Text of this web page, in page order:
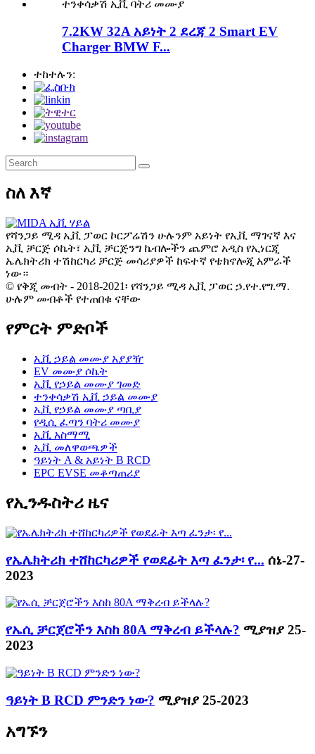
7.2KW 32A አይነት 2 ደረጃ 2 Smart EV
Charger BMW F...
ተከተሉን:
ስለ እኛ
የሻንጋይ ሚዳ ኢቪ ፓወር ኮርፖሬሽን ሁሉንም አይነት የኢቪ ማገናኛ እና
ኢቪ ቻርጅ ሶኬት፣ ኢቪ ቻርጅንግ ኬብሎችን ጨምሮ አዲስ የኢነርጂ
ኤሌክትሪክ ተሽከርካሪ ቻርጅ መሳሪያዎች ከፍተኛ የቴክኖሎጂ አምራች
ነው።
© የቅጂ መብት - 2018-2021፡ የሻንጋይ ሚዳ ኢቪ ፓወር ኃ.የተ.የግ.ማ.
ሁሉም መብቶች የተጠበቁ ናቸው
የምርት ምድቦች
ኢቪ ኃይል መሙያ አያያዥ
EV መሙያ ሶኬት
ኢቪ የኃይል መሙያ ገመድ
ተንቀሳቃሽ ኢቪ ኃይል መሙያ
ኢቪ የኃይል መሙያ ጣቢያ
የዲሲ ፈጣን ባትሪ መሙያ
ኢቪ አስማሚ
ኢቪ መለዋወጫዎች
ዓይነት A & አይነት B RCD
EPC EVSE መቆጣጠሪያ
የኢንዱስትሪ ዜና
የኤሌክትሪክ ተሸከርካሪዎች የወደፊት እጣ ፈንታ፡ የ... ሰኔ-27-
2023
የኤሲ ቻርጀሮችን እስከ 80A ማቅረብ ይችላሉ? ሚያዝያ 25-
2023
ዓይነት B RCD ምንድን ነው? ሚያዝያ 25-2023
አግኙን